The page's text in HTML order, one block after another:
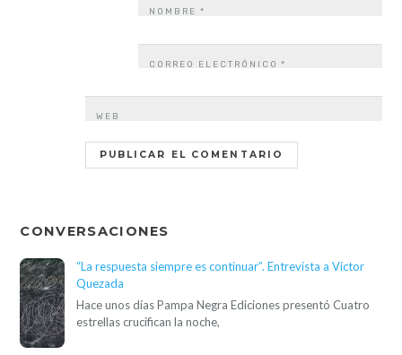
NOMBRE*
CORREO ELECTRÓNICO*
WEB
CONVERSACIONES
“La respuesta siempre es continuar”. Entrevista a Víctor
Quezada
Hace unos días Pampa Negra Ediciones presentó Cuatro
estrellas crucifican la noche,